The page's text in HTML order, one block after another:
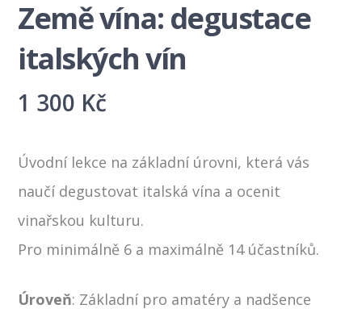
Země vína: degustace
italských vín
1 300 Kč
Úvodní lekce na základní úrovni, která vás
naučí degustovat italská vína a ocenit
vinařskou kulturu.
Pro minimálně 6 a maximálně 14účastníků.
Úroveň: Základní pro amatéry a nadšence